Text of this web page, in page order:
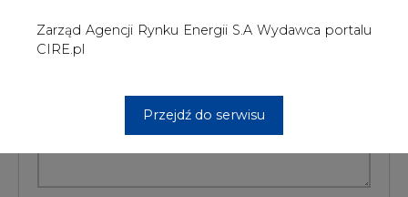
Zarząd Agencji Rynku Energii S.A Wydawca portalu
CIRE.pl
Przejdź do serwisu
TREŚĆ KOMENTARZA